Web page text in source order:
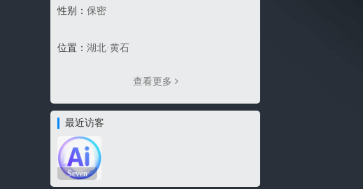
性别： 保密
位置： 湖北·黄石
查看更多
最近访客
Seven